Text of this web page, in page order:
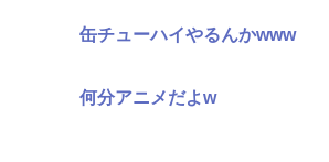
缶チューハイやるんかwww
何分アニメだよw